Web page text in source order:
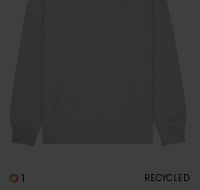
1 RECYCLED